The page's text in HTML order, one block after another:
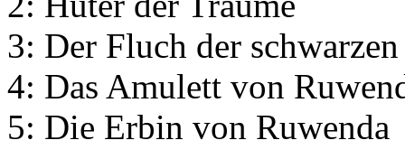
3: Der Fluch der
4: Das Amulett von
5: Die Erbin von Ruwenda